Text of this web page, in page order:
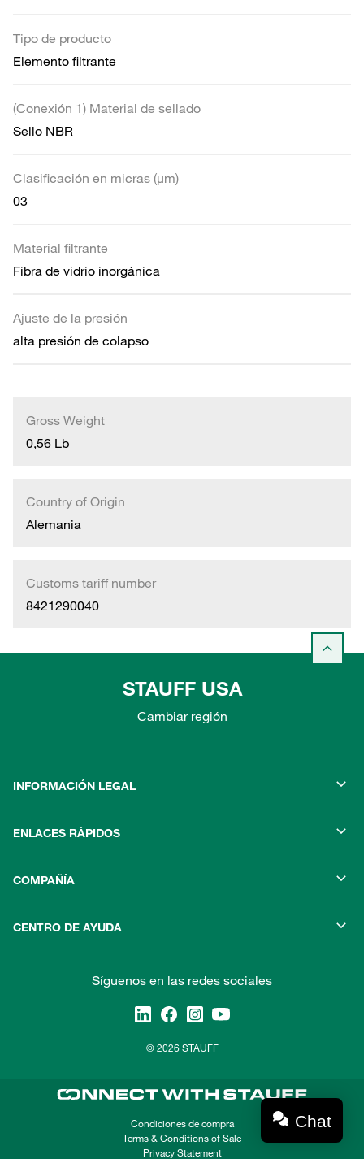
Tipo de producto
Elemento filtrante
(Conexión 1) Material de sellado
Sello NBR
Clasificación en micras (µm)
03
Material filtrante
Fibra de vidrio inorgánica
Ajuste de la presión
alta presión de colapso
Gross Weight
0,56 Lb
Country of Origin
Alemania
Customs tariff number
8421290040
STAUFF USA
Cambiar región
INFORMACIÓN LEGAL
ENLACES RÁPIDOS
COMPAÑÍA
CENTRO DE AYUDA
Síguenos en las redes sociales
© 2026 STAUFF
Condiciones de compra
Terms & Conditions of Sale
Privacy Statement
Chat